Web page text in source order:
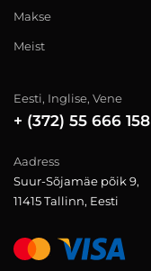
Makse
Meist
Eesti, Inglise, Vene
+ (372) 55 666 158
Aadress
Suur-Sõjamäe põik 9,
11415 Tallinn, Eesti